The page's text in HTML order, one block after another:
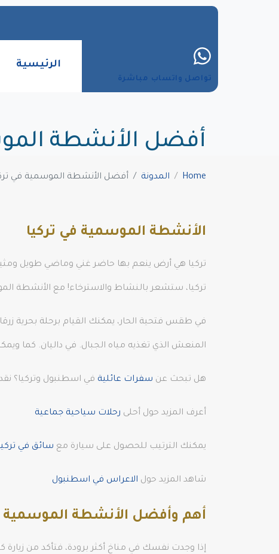
تواصل واتساب مباشرة
الرئيسية
أفضل الأنشطة
Home المدونة أفضل الأنشطة الموسمية في
الأنشطة الموسمية في تركيا
تركيا هي أرض ينعم بها حاضر غني وماضي طويل ومثير
تركيا، ستشعر بالنشاط والاسترخاء! مع الأنشطة
في طقس فتحية الحار، يمكنك القيام برحلة بحرية
المنعش الذي تغذيه مياه الجبال. في داليان. كما
هل تبحث عن سفرات عائلية في اسطنبول وتركيا؟
أعرف المزيد حول أحلى رحلات سياحية جماعية
يمكنك الترتيب للحصول على سيارة مع سائق في
شاهد المزيد حول الاعراس في اسطنبول
أهم وأفضل الأنشطة الموسمية
إذا وجدت نفسك في مناخ أكثر برودة، فتأكد من زيارة